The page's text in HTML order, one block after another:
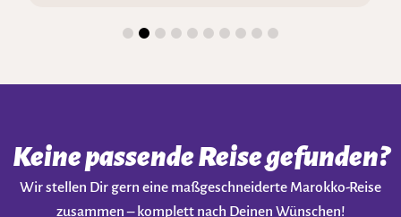
Keine passende Reise gefunden?
Wir stellen Dir gern eine maßgeschneiderte Marokko-Reise
zusammen – komplett nach Deinen Wünschen!